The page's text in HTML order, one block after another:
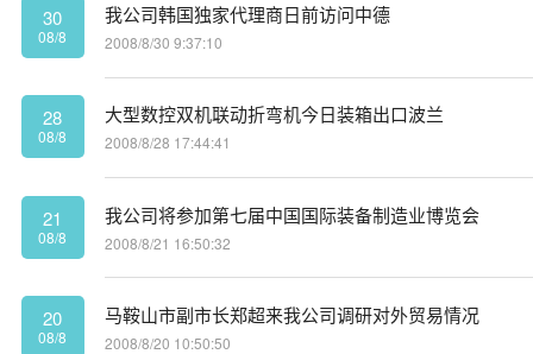
30
08/8
我公司韩国独家代理商日前访问中德
2008/8/30 9:37:10
28
08/8
大型数控双机联动折弯机今日装箱出口波兰
2008/8/28 17:44:41
21
08/8
我公司将参加第七届中国国际装备制造业博览会
2008/8/21 16:50:32
20
08/8
马鞍山市副市长郑超来我公司调研对外贸易情况
2008/8/20 10:50:50